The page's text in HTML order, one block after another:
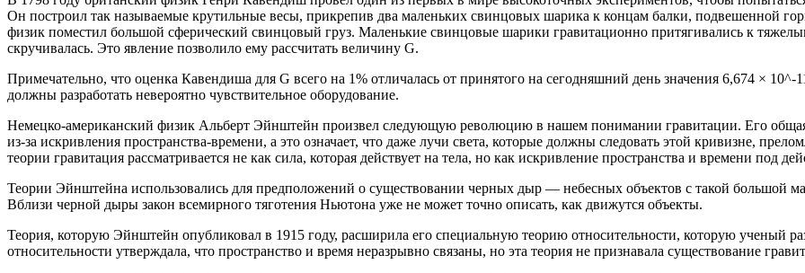
Он построил так называемые крутильные весы, прикрепив два маленьких свинцовых шарика к концам балки, подвешенной
физик поместил большой сферический свинцовый груз. Маленькие свинцовые шарики гравитационно притягивались к
скручивалась. Это явление позволило ему рассчитать величину G.
Примечательно, что оценка Кавендиша для G всего на 1% отличалась от принятого на сегодняшний день значения 6,674 ×
должны разработать невероятно чувствительное оборудование.
Немецко-американский физик Альберт Эйнштейн произвел следующую революцию в нашем понимании гравитации. Его общая
из-за искривления пространства-времени, а это означает, что даже лучи света, которые должны следовать этой кривизне,
теории гравитация рассматривается не как сила, которая действует на тела, но как искривление пространства и времени под
Теории Эйнштейна использовались для предположений о существовании черных дыр — небесных объектов с такой большой
Вблизи черной дыры закон всемирного тяготения Ньютона уже не может точно описать, как движутся объекты.
Теория, которую Эйнштейн опубликовал в 1915 году, расширила его специальную теорию относительности, которую ученый
относительности утверждала, что пространство и время неразрывно связаны, но эта теория не признавала существование